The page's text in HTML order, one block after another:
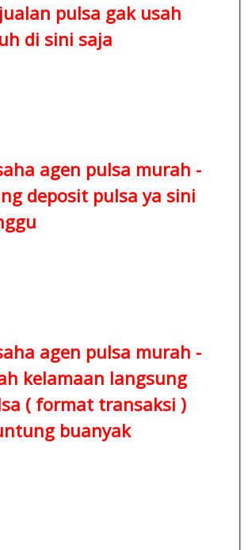
pulsa gak usah
di sini saja
agen pulsa murah -
deposit pulsa ya sini
agen pulsa murah -
kelamaan langsung
( format transaksi )
buanyak